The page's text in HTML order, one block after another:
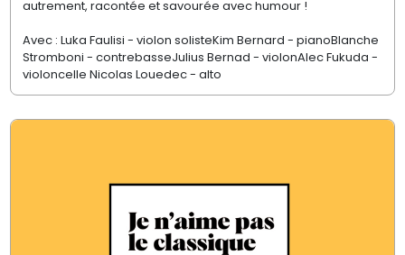
autrement, racontée et savourée avec humour !
Avec : Luka Faulisi - violon solisteKim Bernard - pianoBlanche
Stromboni - contrebasseJulius Bernad - violonAlec Fukuda -
violoncelle Nicolas Louedec - alto